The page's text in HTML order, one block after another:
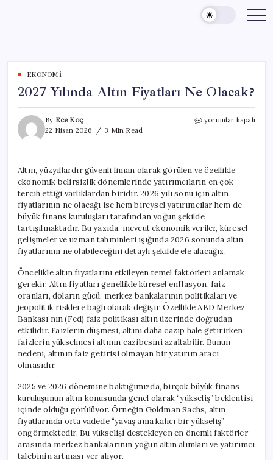
content
EKONOMI
2027 Yılında Altın Fiyatları Ne Olacak?
By Ece Koç
22 Nisan 2026
3 Min Read
2027
Olacak?
için
yorumlar kapalı
Altın, yüzyıllardır güvenli liman olarak görülen ve özellikle
ekonomik belirsizlik dönemlerinde yatırımcıların en çok
tercih ettiği varlıklardan biridir. 2026 yılı sonu için altın
fiyatlarının ne olacağı ise hem bireysel yatırımcılar hem de
büyük finans kuruluşları tarafından yoğun şekilde
tartışılmaktadır. Bu yazıda, mevcut ekonomik veriler, küresel
gelişmeler ve uzman tahminleri ışığında 2026 sonunda altın
fiyatlarının ne olabileceğini detaylı şekilde ele alacağız.
Öncelikle altın fiyatlarını etkileyen temel faktörleri anlamak
gerekir. Altın fiyatları genellikle küresel enflasyon, faiz
oranları, doların gücü, merkez bankalarının politikaları ve
jeopolitik risklere bağlı olarak değişir. Özellikle ABD Merkez
Bankası’nın (Fed) faiz politikası altın üzerinde doğrudan
etkilidir. Faizlerin düşmesi, altını daha cazip hale getirirken;
faizlerin yükselmesi altının cazibesini azaltabilir. Bunun
nedeni, altının faiz getirisi olmayan bir yatırım aracı
olmasıdır.
2025 ve 2026 dönemine baktığımızda, birçok büyük finans
kuruluşunun altın konusunda genel olarak “yükseliş” beklentisi
içinde olduğu görülüyor. Örneğin Goldman Sachs, altın
fiyatlarında orta vadede “yavaş ama kalıcı bir yükseliş”
öngörmektedir. Bu yükselişi destekleyen en önemli faktörler
arasında merkez bankalarının yoğun altın alımları ve yatırımcı
talebinin artması yer alıyor.